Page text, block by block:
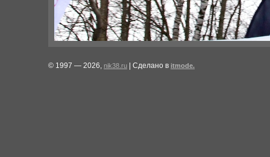
© 1997 — 2026, nik38.ru | Сделано в itmode.